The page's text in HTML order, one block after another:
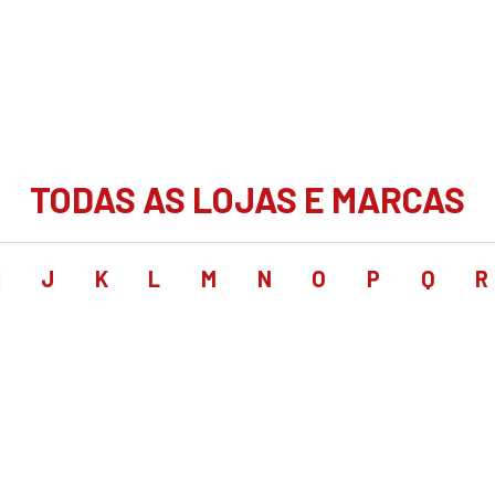
TODAS AS LOJAS E MARCAS
J K L M N O P Q R